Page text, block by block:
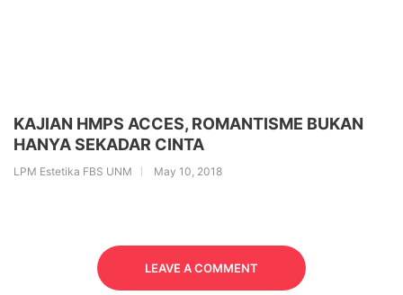
KAJIAN HMPS ACCES, ROMANTISME BUKAN
HANYA SEKADAR CINTA
LPM Estetika FBS UNM May 10, 2018
LEAVE A COMMENT